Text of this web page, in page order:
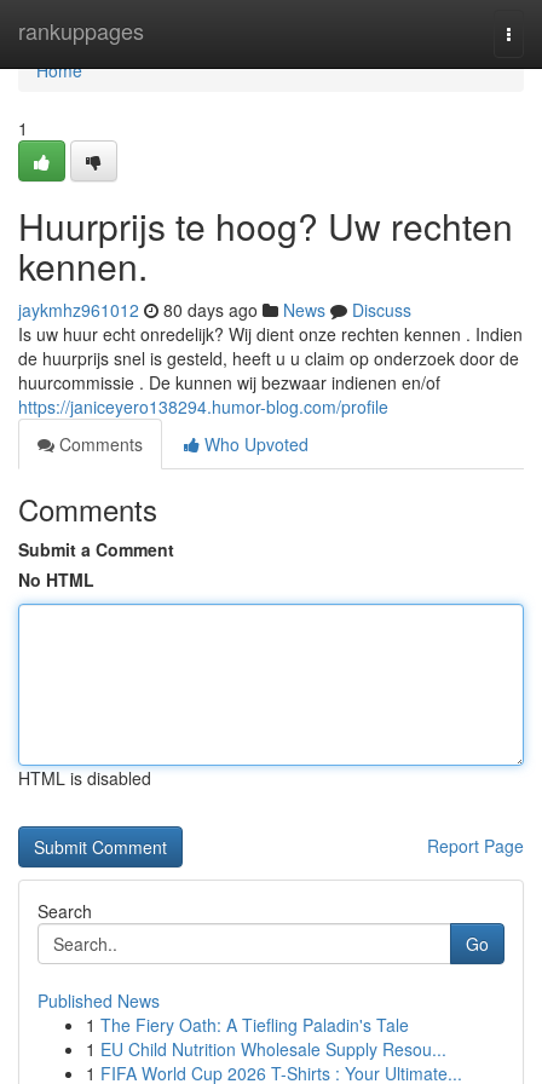
rankuppages
Home
Home
1
Huurprijs te hoog? Uw rechten
kennen.
jaykmhz961012 80 days ago News
Discuss
Is uw huur echt onredelijk? Wij dient onze rechten kennen . Indien
de huurprijs snel is gesteld, heeft u u claim op onderzoek door de
huurcommissie . De kunnen wij bezwaar indienen en/of
https://janiceyero138294.humor-blog.com/profile
Comments
Who Upvoted
Comments
Submit a Comment
No HTML
HTML is disabled
Report Page
Search
Go
Published News
1 The Fiery Oath: A Tiefling Paladin's Tale
1 EU Child Nutrition Wholesale Supply Resou...
1 FIFA World Cup 2026 T-Shirts : Your Ultimate...